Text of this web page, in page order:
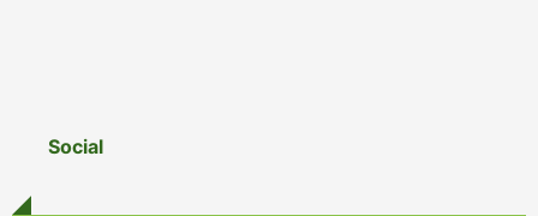
Social